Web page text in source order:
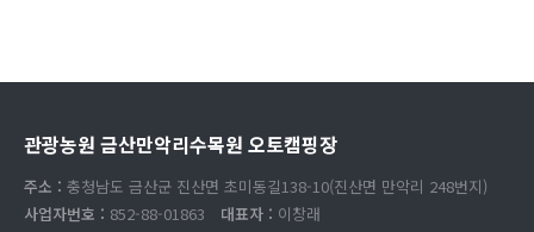
관광농원 금산만악리수목원 오토캠핑장
주소 : 충청남도 금산군 진산면 초미동길138-10(진산면 만악리 248번지)
사업자번호 : 852-88-01863 대표자 : 이창래